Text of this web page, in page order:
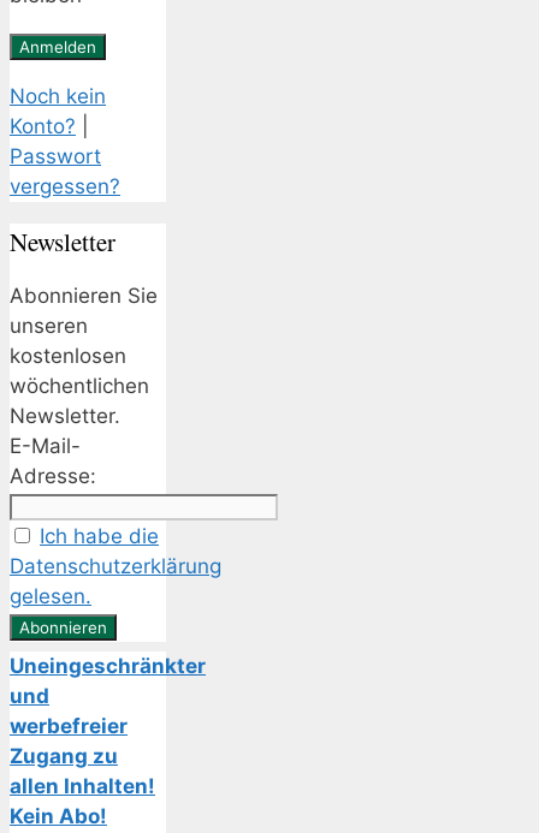
Noch kein
Konto?
Passwort
vergessen?
Newsletter
Abonnieren Sie
unseren
kostenlosen
wöchentlichen
Newsletter.
E-Mail-
Adresse:
Ich habe die
Datenschutzerklärung
gelesen.
Uneingeschränkter
und
werbefreier
Zugang zu
allen Inhalten!
Kein Abo!